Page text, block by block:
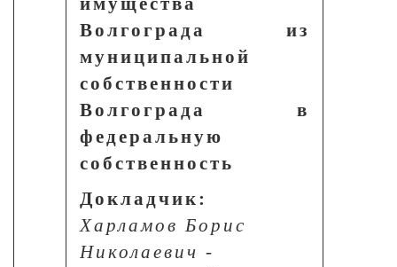
Волгограда из
муниципальной
собственности
Волгограда в
федеральную
собственность
Докладчик:
Харламов Борис
Николаевич -